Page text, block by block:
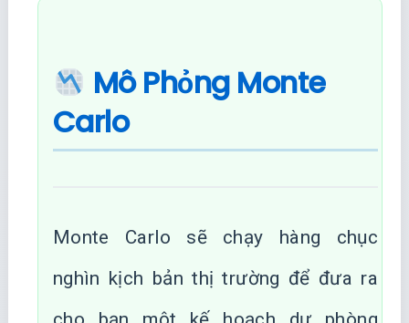
Mô Phỏng Monte
Carlo
Monte Carlo sẽ chạy hàng chục
nghìn kịch bản thị trường để đưa ra